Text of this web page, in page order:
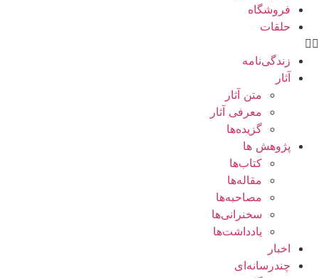
فروشگاه
حلقات
زندگی‌نامه
آثار
متن آثار
معرفی آثار
گزیده‌ها
پژوهش ها
کتاب‌ها
مقاله‌ها
مصاحبه‌ها
سخنرانی‌ها
یادداشت‌ها
اخبار
چندرسانه‌ای